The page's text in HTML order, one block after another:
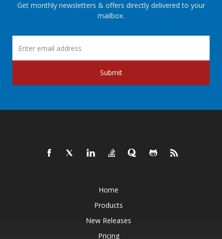
Get monthly newsletters & offers directly delivered to your
mailbox.
Submit
Home
Products
New Releases
Pricing